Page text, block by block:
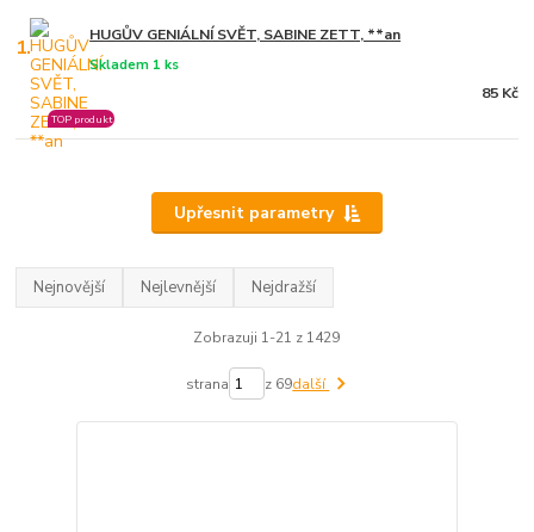
1. HUGŮV GENIÁLNÍ SVĚT, SABINE ZETT, **an
Skladem 1 ks
TOP produkt
85 Kč
Upřesnit parametry
Nejnovější Nejlevnější Nejdražší
Zobrazuji 1-21 z 1429
strana z 69další